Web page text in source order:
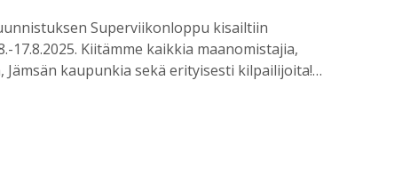
Superviikonloppu kisailtiin
17.8.2025. Kiitämme kaikkia maanomistajia,
kaupunkia sekä erityisesti kilpailijoita!…